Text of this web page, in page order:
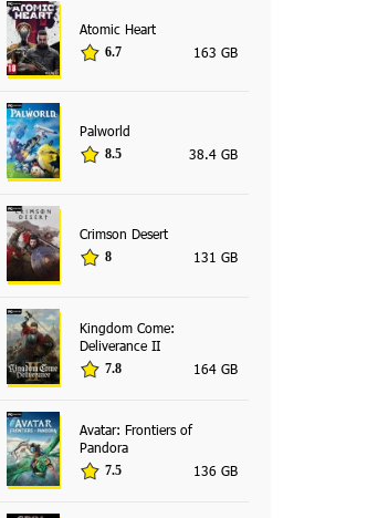
Atomic Heart
6.7 163 GB
Palworld
8.5 38.4 GB
Crimson Desert
8 131 GB
Kingdom Come:
Deliverance II
7.8 164 GB
Avatar: Frontiers of
Pandora
7.5 136 GB